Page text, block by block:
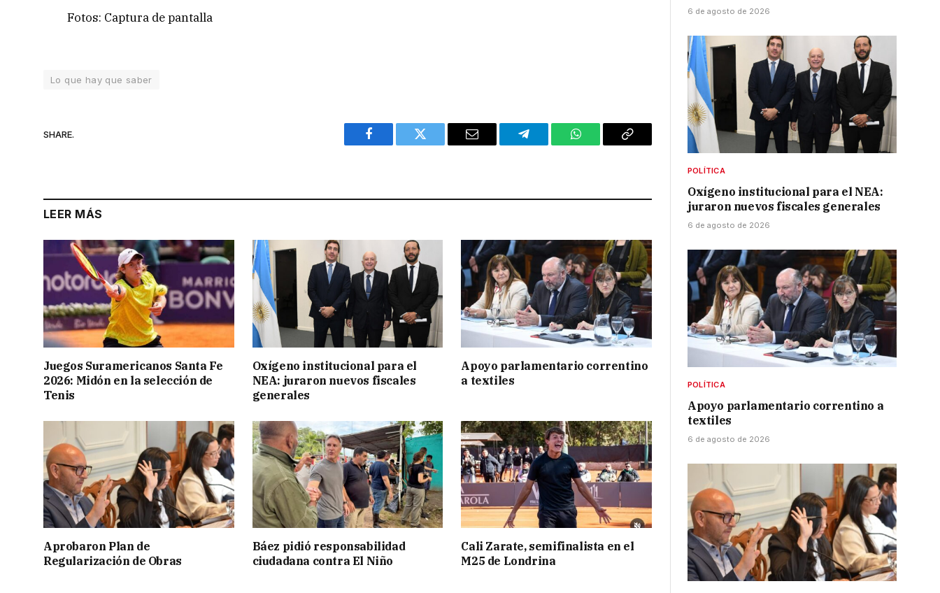
Fotos: Captura de pantalla
Lo que hay que saber
SHARE.
Facebook Twitter Email Telegram WhatsAppCopy
LEER MÁS
Juegos Suramericanos Santa Fe
2026: Midón en la selección de
Tenis
Oxígeno institucional para el
NEA: juraron nuevos fiscales
generales
Apoyo parlamentario correntino
a textiles
Aprobaron Plan de
Regularización de Obras
Báez pidió responsabilidad
ciudadana contra El Niño
Cali Zarate, semifinalista en el
M25 de Londrina
6 de agosto de 2026
POLÍTICA
Oxígeno institucional para el NEA:
juraron nuevos fiscales generales
6 de agosto de 2026
POLÍTICA
Apoyo parlamentario correntino a
textiles
6 de agosto de 2026